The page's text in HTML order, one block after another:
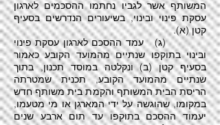
המשותף אשר לגביו נחתמו ההסכמים לארגון
עסקת פינוי ובינוי, בשיעורים הנדרשים בסעיף
קטן (א).
(ג) עמד ההסכם לארגון עסקת פינוי
ובינוי בתוקפו שנתיים מהמועד הקובע כאמור
בסעיף קטן (ב) ונקלטה במוסד תכנון, בתוך
שנתיים מהמועד הקובע, תכנית שמטרתה
הריסת הבית המשותף והקמת בית משותף חדש
במקומו, שהוגשה על ידי המארגן או מי מטעמו,
יעמוד ההסכם בתוקפו עד תום ארבע שנים